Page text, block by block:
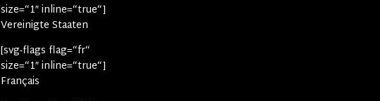
size=“1″ inline=“true“]
Vereinigte Staaten
[svg-flags flag=“fr“
size=“1″ inline=“true“]
Français